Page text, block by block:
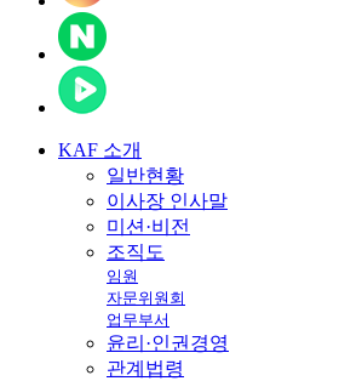
KAF 소개
일반현황
이사장 인사말
미션·비전
조직도
임원
자문위원회
업무부서
윤리·인권경영
관계법령